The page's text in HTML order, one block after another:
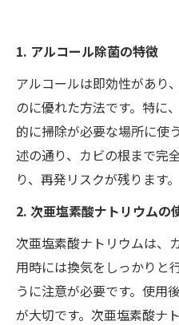
1. アルコール除菌の特徴
アルコールは即効性があり
のに優れた方法です。特に
的に掃除が必要な場所に使
述の通り、カビの根まで完
り、再発リスクが残ります。
2. 次亜塩素酸ナトリウムの
次亜塩素酸ナトリウムは、
用時には換気をしっかりと
うに注意が必要です。使用
が大切です。次亜塩素酸ナ